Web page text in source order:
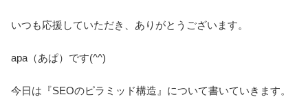
いつも応援していただき、ありがとうございます。
apa（あぱ）です(^^)
今日は『SEOのピラミッド構造』について書いていきます。